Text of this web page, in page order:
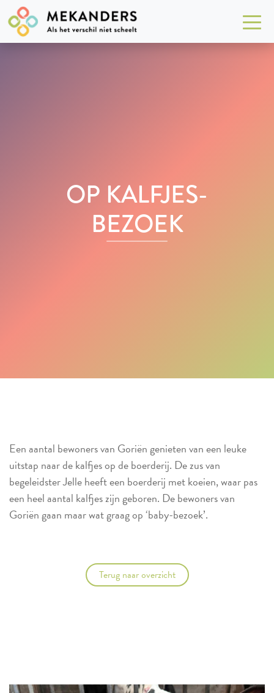
OP KALFJES-
BEZOEK
Een aantal bewoners van Goriën genieten van een leuke
uitstap naar de kalfjes op de boerderij. De zus van
begeleidster Jelle heeft een boerderij met koeien, waar pas
een heel aantal kalfjes zijn geboren. De bewoners van
Goriën gaan maar wat graag op ‘baby-bezoek’.
Terug naar overzicht